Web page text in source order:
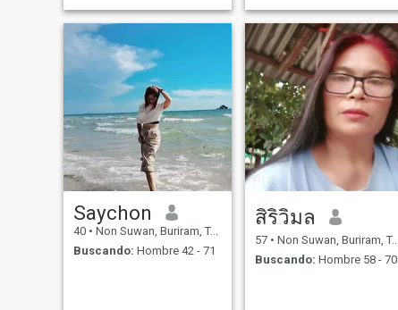
Saychon
40 • Non Suwan, Buriram, Tailandia
Buscando: Hombre 42 - 71
สิริวิมล
57 • Non Suwan, Buriram, Tailandia
Buscando: Hombre 58 - 70